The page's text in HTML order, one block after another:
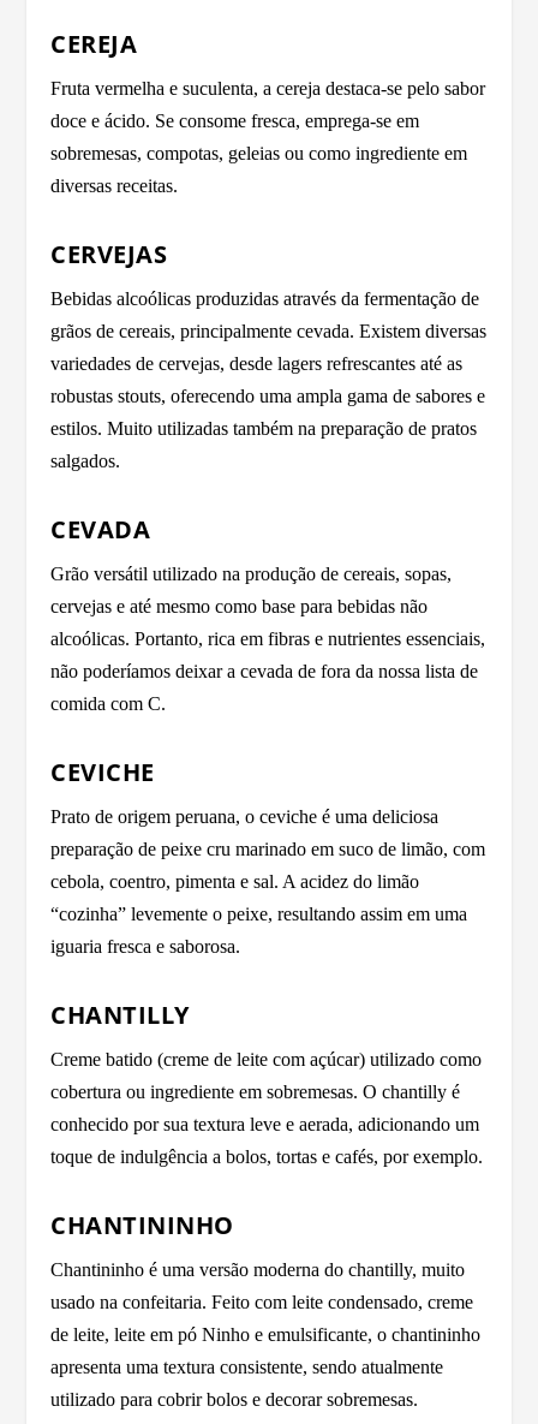
CEREJA
Fruta vermelha e suculenta, a cereja destaca-se pelo sabor
doce e ácido. Se consome fresca, emprega-se em
sobremesas, compotas, geleias ou como ingrediente em
diversas receitas.
CERVEJAS
Bebidas alcoólicas produzidas através da fermentação de
grãos de cereais, principalmente cevada. Existem diversas
variedades de cervejas, desde lagers refrescantes até as
robustas stouts, oferecendo uma ampla gama de sabores e
estilos. Muito utilizadas também na preparação de pratos
salgados.
CEVADA
Grão versátil utilizado na produção de cereais, sopas,
cervejas e até mesmo como base para bebidas não
alcoólicas. Portanto, rica em fibras e nutrientes essenciais,
não poderíamos deixar a cevada de fora da nossa lista de
comida com C.
CEVICHE
Prato de origem peruana, o ceviche é uma deliciosa
preparação de peixe cru marinado em suco de limão, com
cebola, coentro, pimenta e sal. A acidez do limão
“cozinha” levemente o peixe, resultando assim em uma
iguaria fresca e saborosa.
CHANTILLY
Creme batido (creme de leite com açúcar) utilizado como
cobertura ou ingrediente em sobremesas. O chantilly é
conhecido por sua textura leve e aerada, adicionando um
toque de indulgência a bolos, tortas e cafés, por exemplo.
CHANTININHO
Chantininho é uma versão moderna do chantilly, muito
usado na confeitaria. Feito com leite condensado, creme
de leite, leite em pó Ninho e emulsificante, o chantininho
apresenta uma textura consistente, sendo atualmente
utilizado para cobrir bolos e decorar sobremesas.